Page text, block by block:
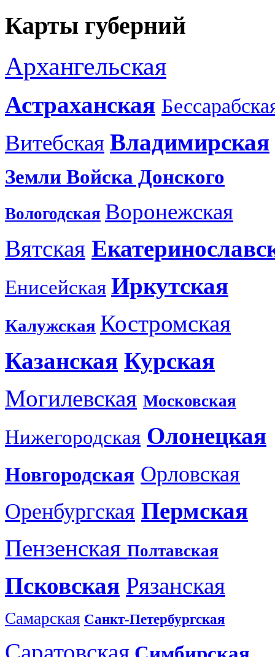
Карты губерний
Архангельская
Астраханская
Витебская Владимирская
Земли Войска Донского
Вологодская Воронежская
Вятская
Енисейская Иркутская
Калужская Костромская
Казанская Курская
Могилевская Московская
Нижегородская Олонецкая
Новгородская Орловская
Оренбургская Пермская
Пензенская Полтавская
Псковская Рязанская
Самарская Санкт-Петербургская
Саратовская